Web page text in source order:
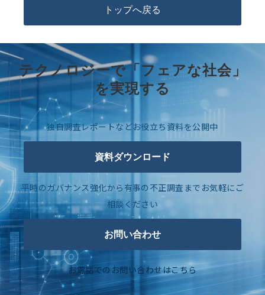
トップへ戻る
テクノロジーで「フェアな社会」
を実現する
独自調査レポートなどお役立ち資料を公開中
資料ダウンロード
平時のガバナンス強化から有事の不正調査までお気軽にご
相談ください
お問い合わせ
お電話でのお問い合わせはこちら